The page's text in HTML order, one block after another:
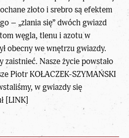
złoto i srebro są efektem
– „zlania się” dwóch gwiazd
węgla, tlenu i azotu w
obecny we wnętrzu gwiazdy.
zaistnieć. Nasze życie powstało
Piotr KOŁACZEK-SZYMAŃSKI
w gwiazdy się
[LINK]